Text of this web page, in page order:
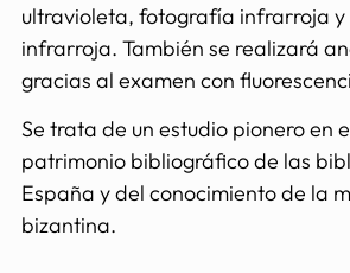
ultravioleta, fotografía infrarroja
infrarroja. También se realizará
gracias al examen con
Se trata de un estudio pionero en
patrimonio bibliográfico de las
España y del conocimiento de la
bizantina.